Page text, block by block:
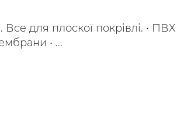
для плоскої покрівлі. •
• ...